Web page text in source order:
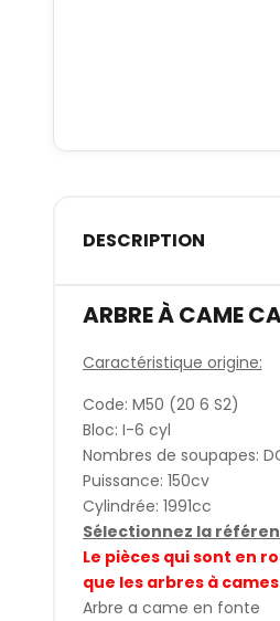
DESCRIPTION
ARBRE À CAME
Caractéristique origine:
Code: M50 (20 6 S2)
Bloc: I-6 cyl
Nombres de soupapes:
Puissance: 150cv
Cylindrée: 1991cc
Sélectionnez la
Le pièces qui sont en
que les arbres à
Arbre a came en fonte